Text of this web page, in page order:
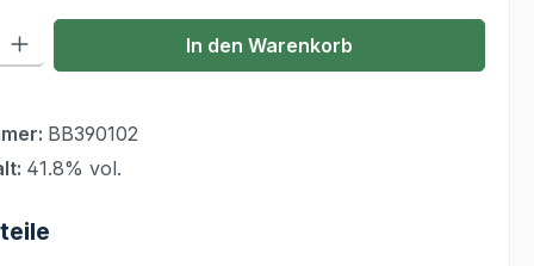
Gib den gewünschten Wert ein oder benutze die Schaltflächen um die
In den Warenkorb
BB390102
41.8% vol.